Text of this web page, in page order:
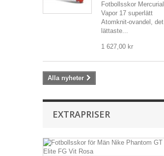
Fotbollsskor Mercurial
Vapor 17 superlätt
Atomknit-ovandel, det
lättaste...
1 627,00 kr
Alla nyheter
EXTRAPRISER